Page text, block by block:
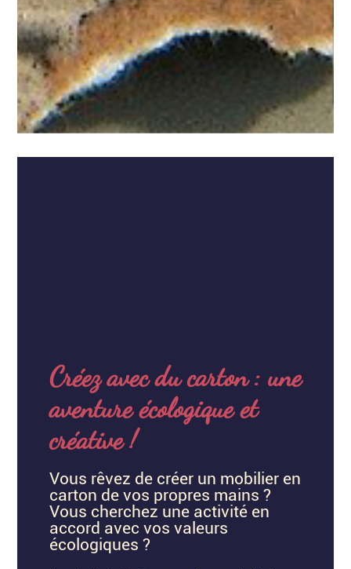
Créez avec du carton : une
aventure écologique et
créative !
Vous rêvez de créer un mobilier en
carton de vos propres mains ?
Vous cherchez une activité en
accord avec vos valeurs
écologiques ?